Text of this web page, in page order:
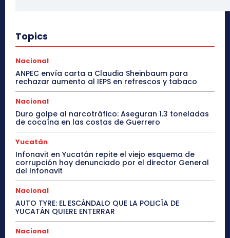
Topics
Nacional
ANPEC envía carta a Claudia Sheinbaum para
rechazar aumento al IEPS en refrescos y tabaco
Nacional
Duro golpe al narcotráfico: Aseguran 1.3 toneladas
de cocaína en las costas de Guerrero
Yucatán
Infonavit en Yucatán repite el viejo esquema de
corrupción hoy denunciado por el director General
del Infonavit
Nacional
AUTO TYRE: EL ESCÁNDALO QUE LA POLICÍA DE
YUCATÁN QUIERE ENTERRAR
Nacional